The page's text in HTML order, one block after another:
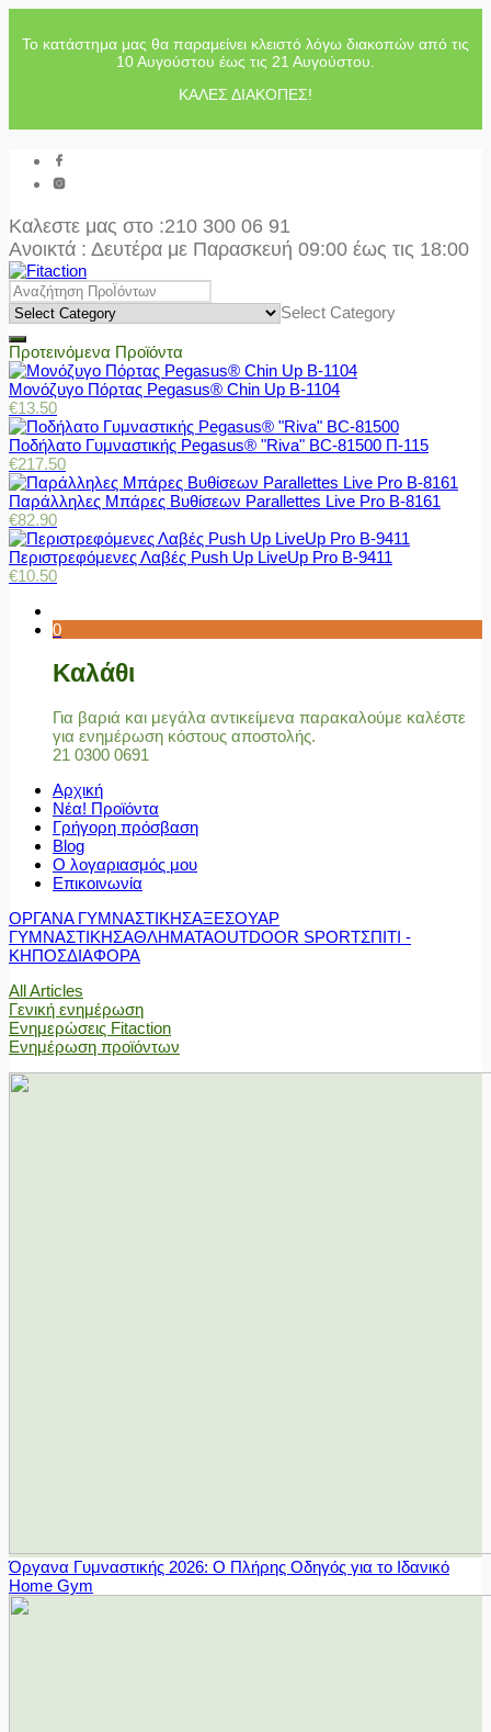
Το κατάστημα μας θα παραμείνει κλειστό λόγω διακοπών από τις
10 Αυγούστου έως τις 21 Αυγούστου.
ΚΑΛΕΣ ΔΙΑΚΟΠΕΣ!
Καλεστε μας στο :210 300 06 91
Ανοικτά : Δευτέρα με Παρασκευή 09:00 έως τις 18:00
Select Category
Προτεινόμενα Προϊόντα
Μονόζυγο Πόρτας Pegasus® Chin Up Β-1104
€13.50
Ποδήλατο Γυμναστικής Pegasus® "Riva" BC-81500 Π-115
€217.50
Παράλληλες Μπάρες Βυθίσεων Parallettes Live Pro Β-8161
€82.90
Περιστρεφόμενες Λαβές Push Up LiveUp Pro Β-9411
€10.50
0
Καλάθι
Για βαριά και μεγάλα αντικείμενα παρακαλούμε καλέστε
για ενημέρωση κόστους αποστολής.
21 0300 0691
Αρχική
Νέα! Προϊόντα
Γρήγορη πρόσβαση
Blog
Ο λογαριασμός μου
Επικοινωνία
ΟΡΓΑΝΑ ΓΥΜΝΑΣΤΙΚΗΣΑΞΕΣΟΥΑΡ
ΓΥΜΝΑΣΤΙΚΗΣΑΘΛΗΜΑΤΑOUTDOOR SPORTΣΠΙΤΙ -
ΚΗΠΟΣΔΙΑΦΟΡΑ
All Articles
Γενική ενημέρωση
Ενημερώσεις Fitaction
Ενημέρωση προϊόντων
Όργανα Γυμναστικής 2026: Ο Πλήρης Οδηγός για το Ιδανικό
Home Gym